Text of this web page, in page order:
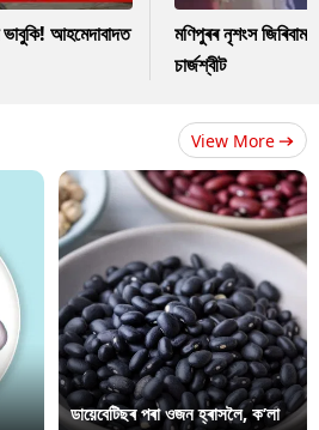
ভাবুকি! আহমেদাবাদত
মণিপুৰৰ নৃশংস জিৰিবাম
চাৰ্জশ্বীট
View More
ডায়েবেটিছৰ পৰা ওজন হ্ৰাসলৈ, ক’লা